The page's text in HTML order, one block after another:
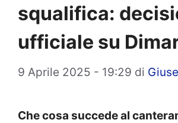
squalifica:
ufficiale su
9 Aprile 2025 - 19:29 di
Che cosa succede al